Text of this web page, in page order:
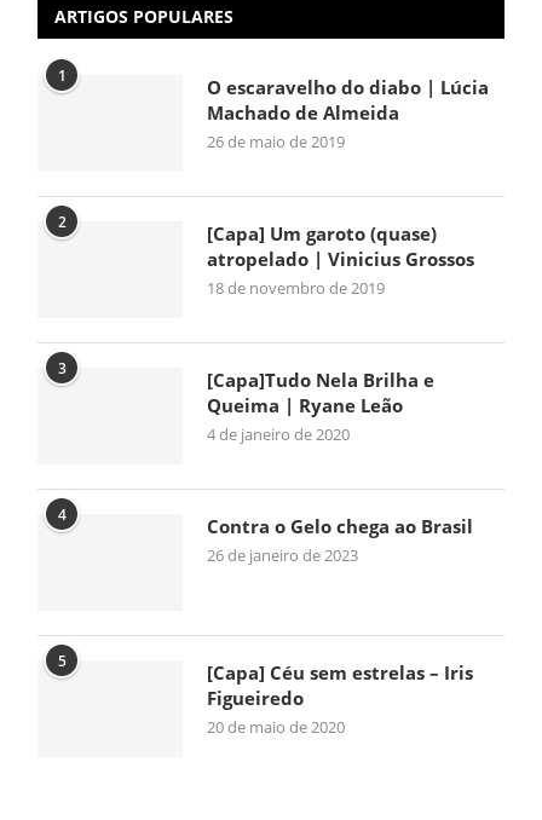
ARTIGOS POPULARES
1
O escaravelho do diabo | Lúcia
Machado de Almeida
26 de maio de 2019
2
[Capa] Um garoto (quase)
atropelado | Vinicius Grossos
18 de novembro de 2019
3
[Capa]Tudo Nela Brilha e
Queima | Ryane Leão
4 de janeiro de 2020
4 Contra o Gelo chega ao Brasil
26 de janeiro de 2023
5
[Capa] Céu sem estrelas – Iris
Figueiredo
20 de maio de 2020